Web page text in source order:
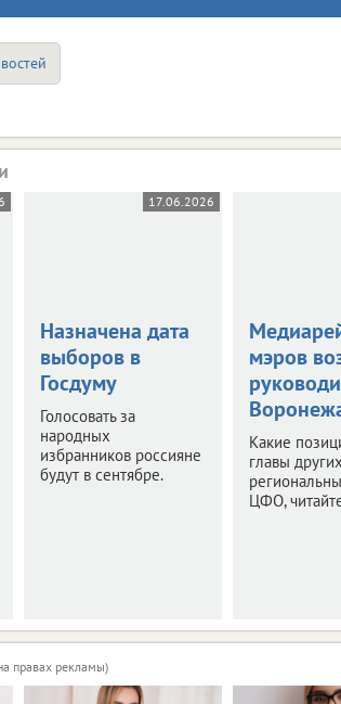
17.06.2026
Назначена дата
выборов в
Госдуму
Голосовать за
народных
избранников россияне
будут в сентябре.
мэров
Какие
главы других
ЦФО,
правах рекламы)